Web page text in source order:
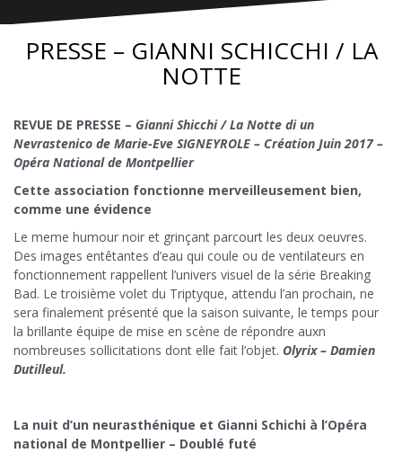
PRESSE – GIANNI SCHICCHI / LA
NOTTE
REVUE DE PRESSE – Gianni Shicchi / La Notte di un
Nevrastenico de Marie-Eve SIGNEYROLE – Création Juin 2017 –
Opéra National de Montpellier
Cette association fonctionne merveilleusement bien,
comme une évidence
Le meme humour noir et grinçant parcourt les deux oeuvres.
Des images entêtantes d’eau qui coule ou de ventilateurs en
fonctionnement rappellent l’univers visuel de la série Breaking
Bad. Le troisième volet du Triptyque, attendu l’an prochain, ne
sera finalement présenté que la saison suivante, le temps pour
la brillante équipe de mise en scène de répondre auxn
nombreuses sollicitations dont elle fait l’objet. Olyrix – Damien
Dutilleul.
La nuit d’un neurasthénique et Gianni Schichi à l’Opéra
national de Montpellier – Doublé futé